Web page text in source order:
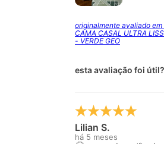
originalmente avaliado em
CAMA CASAL ULTRA
- VERDE GEO
esta avaliação foi útil?
Lilian S.
há 5 meses